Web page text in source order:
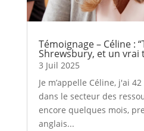
Témoignage – Céline :
Shrewsbury, et un vrai
3 Juil 2025
Je m’appelle Céline, j'ai
dans le secteur des
encore quelques mois,
anglais...